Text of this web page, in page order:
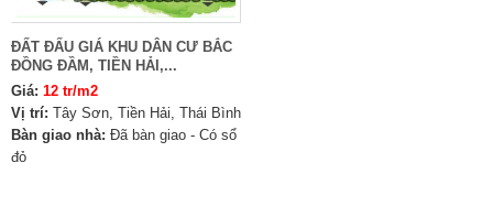
ĐẤT ĐẤU GIÁ KHU DÂN CƯ BẮC
ĐỒNG ĐẦM, TIỀN HẢI,...
Giá: 12 tr/m2
Vị trí: Tây Sơn, Tiền Hải, Thái Bình
Bàn giao nhà: Đã bàn giao - Có sổ
đỏ